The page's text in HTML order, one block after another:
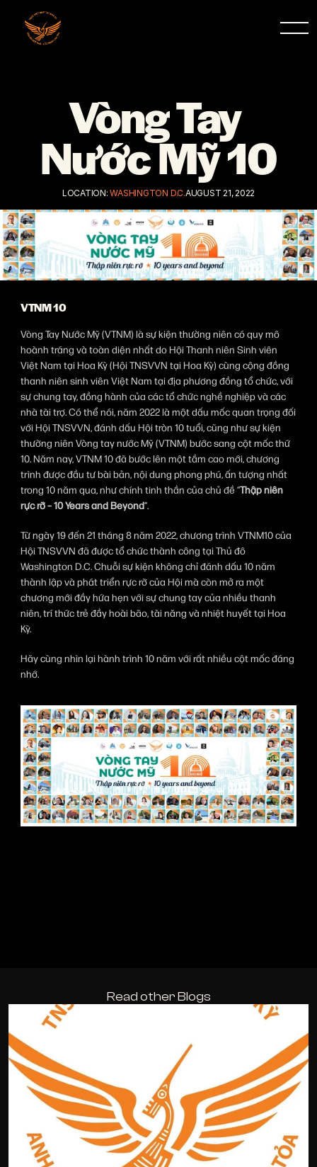
Vòng Tay
Nước Mỹ 10
LOCATION: WASHINGTON D.C.AUGUST 21, 2022
VTNM 10
Vòng Tay Nước Mỹ (VTNM) là sự kiện thường niên có quy mô
hoành tráng và toàn diện nhất do Hội Thanh niên Sinh viên
Việt Nam tại Hoa Kỳ (Hội TNSVVN tại Hoa Kỳ) cùng cộng đồng
thanh niên sinh viên Việt Nam tại địa phương đồng tổ chức, với
sự chung tay, đồng hành của các tổ chức nghề nghiệp và các
nhà tài trợ. Có thể nói, năm 2022 là một dấu mốc quan trọng đối
với Hội TNSVVN, đánh dấu Hội tròn 10 tuổi, cũng như sự kiện
thường niên Vòng tay nước Mỹ (VTNM) bước sang cột mốc thứ
10. Năm nay, VTNM 10 đã bước lên một tầm cao mới, chương
trình được đầu tư bài bản, nội dung phong phú, ấn tượng nhất
trong 10 năm qua, như chính tinh thần của chủ đề “Thập niên
rực rỡ – 10 Years and Beyond”.
Từ ngày 19 đến 21 tháng 8 năm 2022, chương trình VTNM10 của
Hội TNSVVN đã được tổ chức thành công tại Thủ đô
Washington D.C. Chuỗi sự kiện không chỉ đánh dấu 10 năm
thành lập và phát triển rực rỡ của Hội mà còn mở ra một
chương mới đầy hứa hẹn với sự chung tay của nhiều thanh
niên, trí thức trẻ đầy hoài bão, tài năng và nhiệt huyết tại Hoa
Kỳ.
Hãy cùng nhìn lại hành trình 10 năm với rất nhiều cột mốc đáng
nhớ.
Read other Blogs